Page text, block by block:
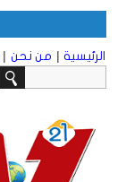
الرئيسية | من نحن |